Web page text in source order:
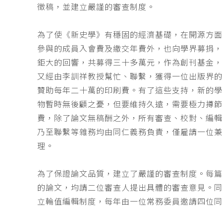
徵稿，並建立嚴謹的審查制度。
為了使《新史學》有穩固的經濟基礎，在開源方
參與的成員入會費及繳交年費外，也向學界募捐
鉅大的回響，共募得三十多萬元，作為創刊基金
又經由李訓祥教授幫忙、聯繫，獲得一位出版界
贊助每年二十萬的印刷費。有了這些支持，新的
物暫時無後顧之憂，但要維持久遠，需要極力撙
費，除了論文無稿酬之外，所有審查、校對、編
乃至聯繫等雜務均由同仁義務負責，僅雇請一位
理。
為了保證論文品質，建立了嚴謹的審查制度。每
的論文，均請二位審查人提出具體的審查意見。
立輪值編輯制度，每年由一位常務委員邀請四位